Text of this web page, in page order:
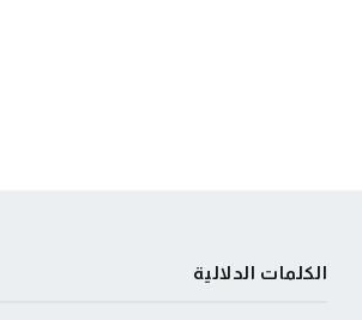
الكلمات الدلالية